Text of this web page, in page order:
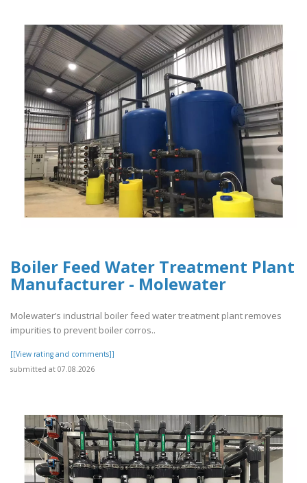
Boiler Feed Water Treatment Plant
Manufacturer - Molewater
Molewater’s industrial boiler feed water treatment plant removes
impurities to prevent boiler corros..
[[View rating and comments]]
submitted at 07.08.2026